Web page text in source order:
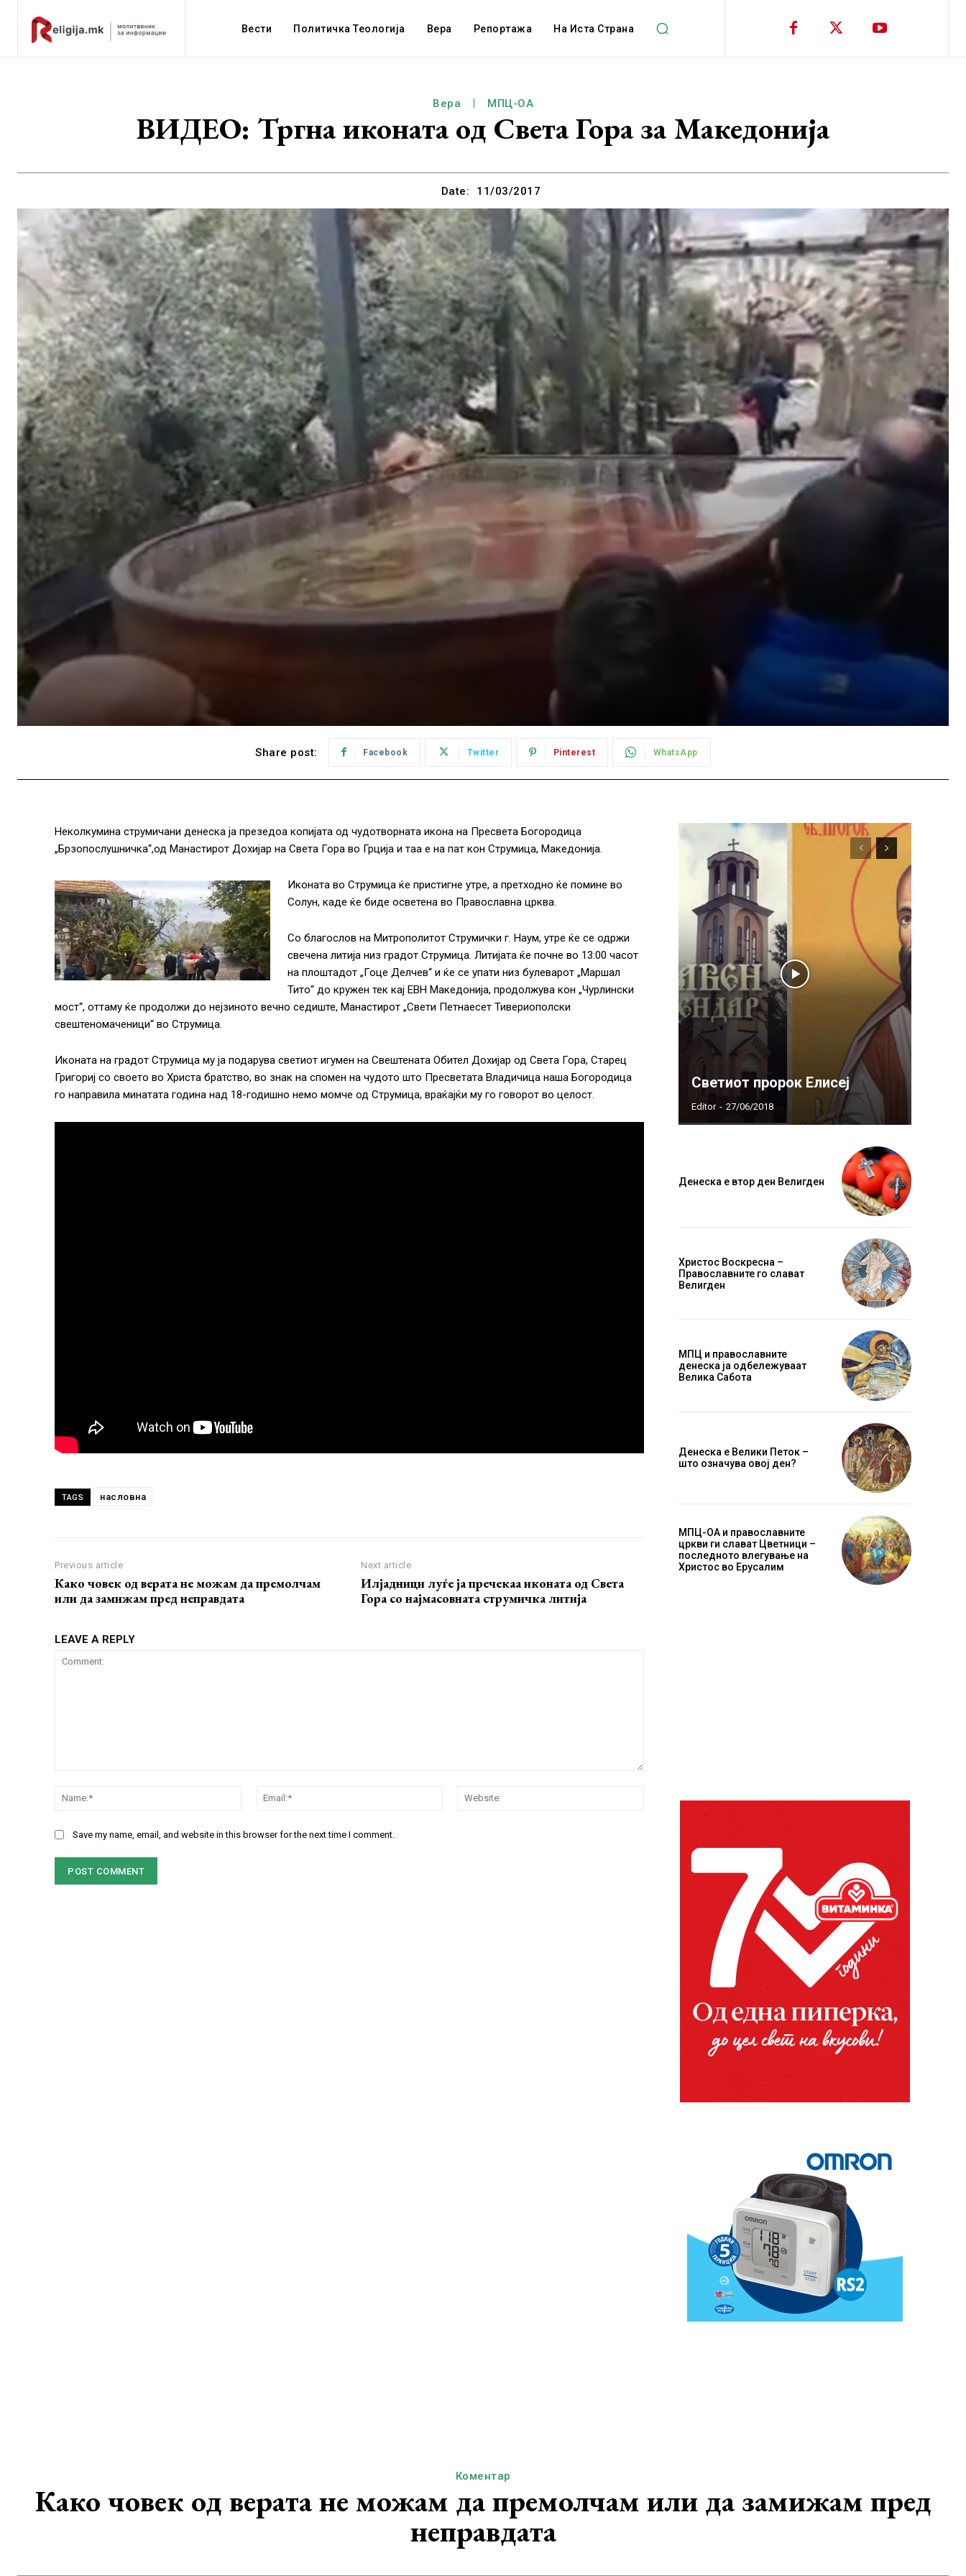
Вести Политичка Теологија Вера Репортажа На Иста Страна
Вера МПЦ-ОА
ВИДЕО: Тргна иконата од Света Гора за Македонија
Date: 11/03/2017
Share post: Facebook Twitter Pinterest WhatsApp
Неколкумина струмичани денеска ја презедоа копијата од чудотворната икона на Пресвета Богородица
„Брзопослушничка“,од Манастирот Дохијар на Света Гора во Грција и таа е на пат кон Струмица, Македонија.
Иконата во Струмица ќе пристигне утре, а претходно ќе помине во
Солун, каде ќе биде осветена во Православна црква.
Со благослов на Митрополитот Струмички г. Наум, утре ќе се одржи
свечена литија низ градот Струмица. Литијата ќе почне во 13:00 часот
на плоштадот „Гоце Делчев“ и ќе се упати низ булеварот „Маршал
Тито“ до кружен тек кај ЕВН Македонија, продолжува кон „Чурлински
мост“, оттаму ќе продолжи до нејзиното вечно седиште, Манастирот „Свети Петнаесет Тивериополски
свештеномаченици“ во Струмица.
Иконата на градот Струмица му ја подарува светиот игумен на Свештената Обител Дохијар од Света Гора, Старец
Григориј со своето во Христа братство, во знак на спомен на чудото што Пресветата Владичица наша Богородица
го направила минатата година над 18-годишно немо момче од Струмица, враќајќи му го говорот во целост.
TAGS насловна
Previous article
Како човек од верата не можам да премолчам
или да замижам пред неправдата
Next article
Илјадници луѓе ја пречекаа иконата од Света
Гора со најмасовната струмичка литија
LEAVE A REPLY
Name:*
Email:*
Save my name, email, and website in this browser for the next time I comment.
Светиот пророк Елисеј
Editor - 27/06/2018
Денеска е втор ден Велигден
Христос Воскресна –
Православните го слават
Велигден
МПЦ и православните
денеска ја одбележуваат
Велика Сабота
Денеска е Велики Петок –
што означува овој ден?
МПЦ-ОА и православните
цркви ги слават Цветници –
последното влегување на
Христос во Ерусалим